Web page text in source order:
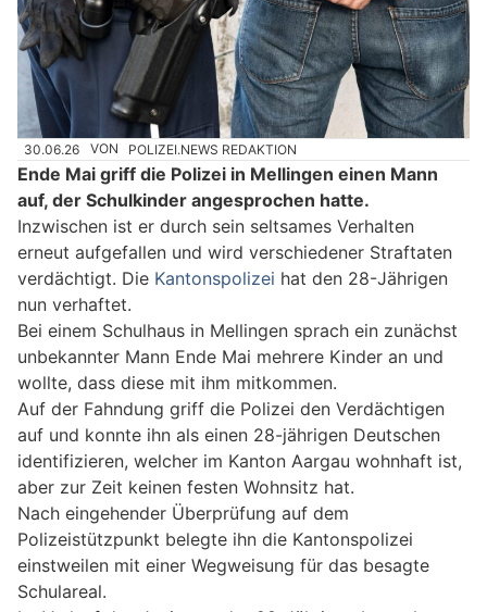
30.06.26 VON POLIZEI.NEWS REDAKTION
Ende Mai griff die Polizei in Mellingen einen Mann
auf, der Schulkinder angesprochen hatte.
Inzwischen ist er durch sein seltsames Verhalten
erneut aufgefallen und wird verschiedener Straftaten
verdächtigt. Die Kantonspolizei hat den 28-Jährigen
nun verhaftet.
Bei einem Schulhaus in Mellingen sprach ein zunächst
unbekannter Mann Ende Mai mehrere Kinder an und
wollte, dass diese mit ihm mitkommen.
Auf der Fahndung griff die Polizei den Verdächtigen
auf und konnte ihn als einen 28-jährigen Deutschen
identifizieren, welcher im Kanton Aargau wohnhaft ist,
aber zur Zeit keinen festen Wohnsitz hat.
Nach eingehender Überprüfung auf dem
Polizeistützpunkt belegte ihn die Kantonspolizei
einstweilen mit einer Wegweisung für das besagte
Schulareal.